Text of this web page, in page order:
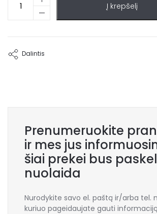
kiekis:
Lorenzo
Į krepšelį
Dalintis
Prenumeruokite
ir mes jus
šiai prekei bus
nuolaida
Nurodykite savo el. paštą ir/arba tel.
kuriuo pageidaujate gauti informaciją